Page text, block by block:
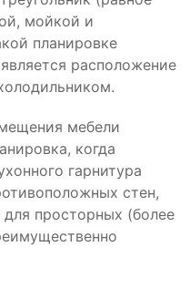
мойкой и
планировке
расположение
мебели
когда
гарнитура
стен,
просторных (более